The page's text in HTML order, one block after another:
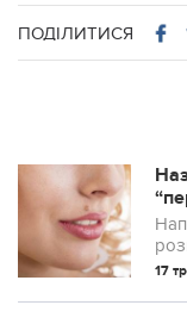
ПОДІЛИТИСЯ
17